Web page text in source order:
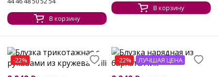
В корзину
В корзину
-22% -22% ЛУЧШАЯ ЦЕНА